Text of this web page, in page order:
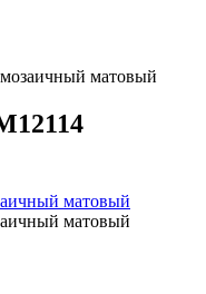
матовый